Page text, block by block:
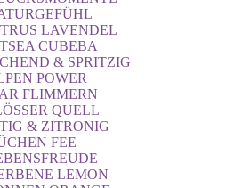
LAVENDEL
CUBEBA
& SPRITZIG
POWER
FLIMMERN
QUELL
& ZITRONIG
FEE
LEMON